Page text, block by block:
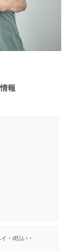
報
・d払い・